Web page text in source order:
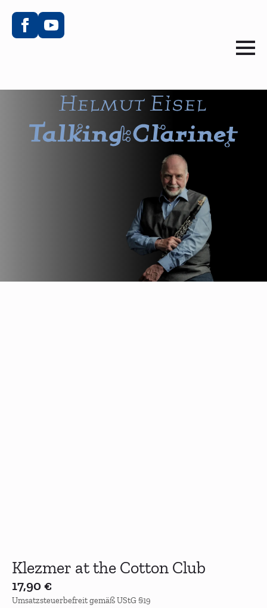
Klezmer at the Cotton Club
17,90 €
Umsatzsteuerbefreit gemäß UStG §19